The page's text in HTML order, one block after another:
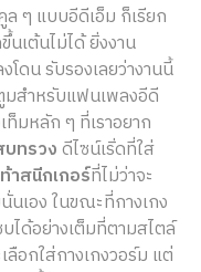
ๆ แบบอีดีเอ็ม ก็เรียก
นเต้นไม่ได้ ยิ่งงาน
โดน รับรองเลยว่างานนี้
สำหรับแฟนเพลงอีดี
ท็มหลัก ๆ ที่เราอยาก
ทรวงดีไซน์เริ่ดที่ใส่
าสนีกเกอร์ที่ไม่ว่าจะ
นเอง ในขณะที่กางเกง
บได้อย่างเต็มที่ตามสไตล์
อกใส่กางเกงวอร์ม แต่